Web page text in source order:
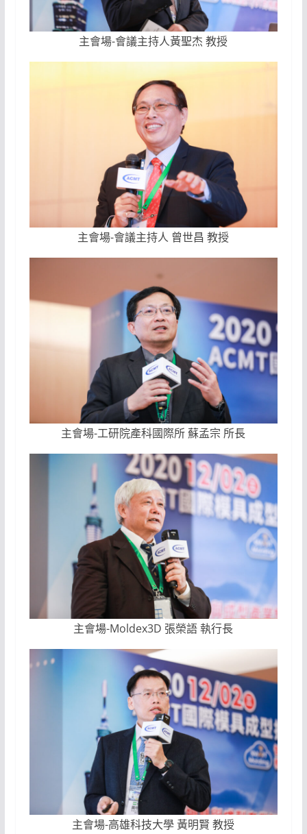
主會場-會議主持人黃聖杰 教授
主會場-會議主持人 曾世昌 教授
主會場-工研院產科國際所 蘇孟宗 所長
主會場-Moldex3D 張榮語 執行長
主會場-高雄科技大學 黃明賢 教授